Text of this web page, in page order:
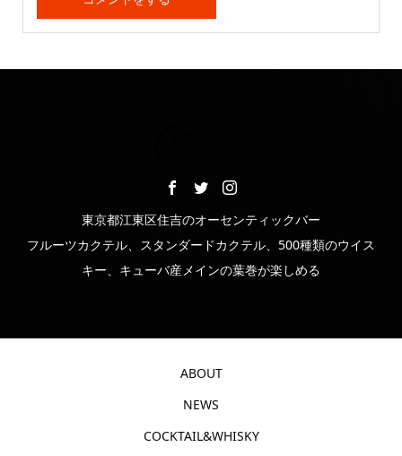
東京都江東区住吉のオーセンティックバー
フルーツカクテル、スタンダードカクテル、500種類のウイス
キー、キューバ産メインの葉巻が楽しめる
ABOUT
NEWS
COCKTAIL&WHISKY